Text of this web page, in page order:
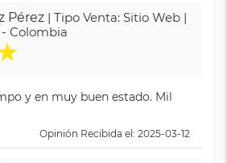
Pérez | Tipo Venta: Sitio Web |
Colombia
y en muy buen estado. Mil
Opinión Recibida el: 2025-03-12